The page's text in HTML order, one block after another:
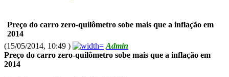
Preço do carro zero-quilômetro sobe mais que a inflação em
2014
(15/05/2014, 10:49 )
Admin
Preço do carro zero-quilômetro sobe mais que a inflação em
2014